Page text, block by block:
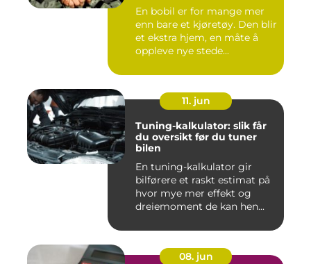
En bobil er for mange mer
enn bare et kjøretøy. Den blir
et ekstra hjem, en måte å
oppleve nye stede...
11. jun
Tuning-kalkulator: slik får
du oversikt før du tuner
bilen
En tuning-kalkulator gir
bilførere et raskt estimat på
hvor mye mer effekt og
dreiemoment de kan hen...
08. jun